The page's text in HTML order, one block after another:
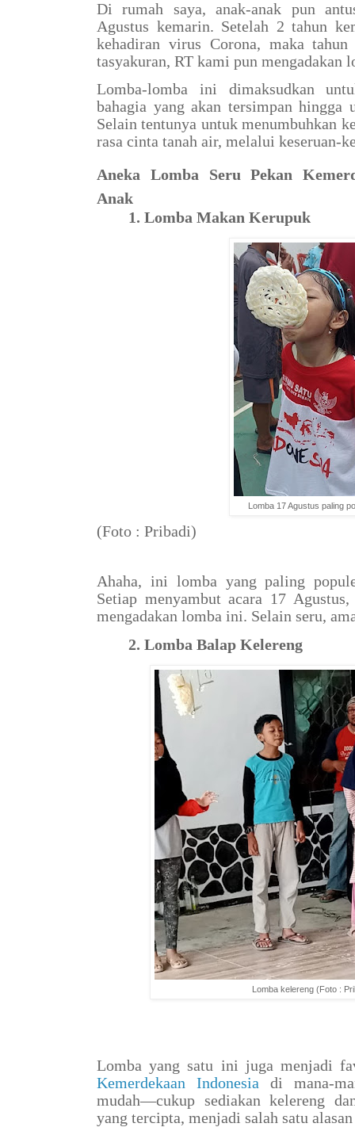
Di rumah saya, anak-anak pun
Agustus kemarin. Setelah 2 tahun
kehadiran virus Corona, maka
tasyakuran, RT kami pun mengadakan
Lomba-lomba ini dimaksudkan
bahagia yang akan tersimpan hingga
Selain tentunya untuk menumbuhkan
rasa cinta tanah air, melalui keseruan-
Aneka Lomba Seru Pekan
Anak
1. Lomba Makan Kerupuk
Lomba 17 Agustus paling
(Foto : Pribadi)
Ahaha, ini lomba yang paling
Setiap menyambut acara 17
mengadakan lomba ini. Selain seru,
2. Lomba Balap Kelereng
Lomba kelereng (Foto :
Lomba yang satu ini juga menjadi
Kemerdekaan Indonesia di mana-
mudah—cukup sediakan kelereng
yang tercipta, menjadi salah satu